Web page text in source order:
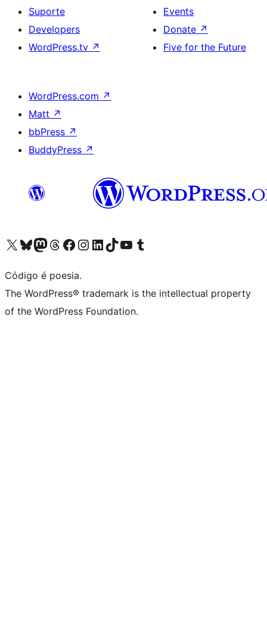
Suporte
Developers
WordPress.tv ↗
Events
Donate ↗
Five for the Future
WordPress.com ↗
Matt ↗
bbPress ↗
BuddyPress ↗
Visite a nossa conta X (antigo Twitter)
Visit our Bluesky account
Visit our Mastodon account
Visit our Threads account
Visite a nossa página do Facebook
Visite a nossa conta no Instagram
Visite a nossa conta no LinkedIn
Visit our TikTok account
Visit our YouTube channel
Visit our Tumblr account
Código é poesia.
The WordPress® trademark is the intellectual property
of the WordPress Foundation.